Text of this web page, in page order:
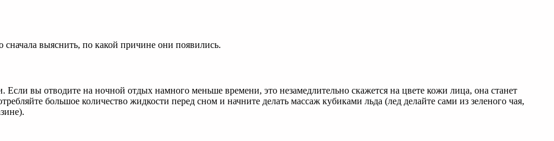
сначала выяснить, по какой причине они появились.
вы отводите на ночной отдых намного меньше времени, это незамедлительно скажется на цвете кожи лица, она станет
большое количество жидкости перед сном и начните делать массаж кубиками льда (лед делайте сами из зеленого чая,